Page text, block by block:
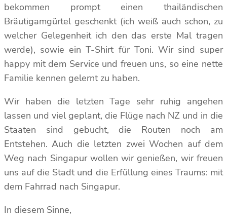
bekommen prompt einen thailändischen
Bräutigamgürtel geschenkt (ich weiß auch schon, zu
welcher Gelegenheit ich den das erste Mal tragen
werde), sowie ein T-Shirt für Toni. Wir sind super
happy mit dem Service und freuen uns, so eine nette
Familie kennen gelernt zu haben.
Wir haben die letzten Tage sehr ruhig angehen
lassen und viel geplant, die Flüge nach NZ und in die
Staaten sind gebucht, die Routen noch am
Entstehen. Auch die letzten zwei Wochen auf dem
Weg nach Singapur wollen wir genießen, wir freuen
uns auf die Stadt und die Erfüllung eines Traums: mit
dem Fahrrad nach Singapur.
In diesem Sinne,